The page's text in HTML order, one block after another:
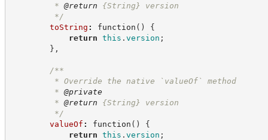
* @return {String}
version
*/
toString : function ( )
{
return this . version ;
} ,
/**
* Override the native `valueOf` method
* @private
* @return {String}
version
*/
valueOf : function ( )
{
return this . version ;